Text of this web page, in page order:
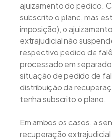
ajuizamento do pedido.
subscrito o plano, mas
imposição), o
extrajudicial não
respectivo pedido de
processado em
situação de pedido de
distribuição da
tenha subscrito o plano.
Em ambos os casos, a
recuperação extrajudicial